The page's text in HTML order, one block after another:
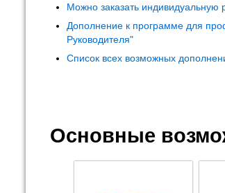
Можно заказать индивидуальную
Дополнение к программе для
Руководителя"
Список всех возможных
Основные